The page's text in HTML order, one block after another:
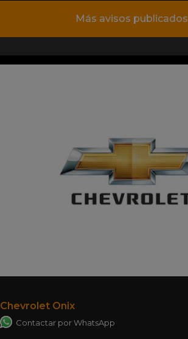
Más avisos publicados
Chevrolet Onix
Contactar por WhatsApp